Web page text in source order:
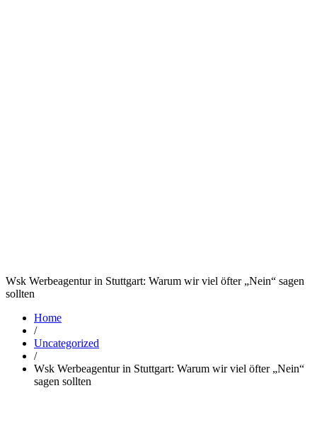
Wsk Werbeagentur in Stuttgart: Warum wir viel öfter „Nein“ sagen
sollten
Home
/
Uncategorized
/
Wsk Werbeagentur in Stuttgart: Warum wir viel öfter „Nein“
sagen sollten